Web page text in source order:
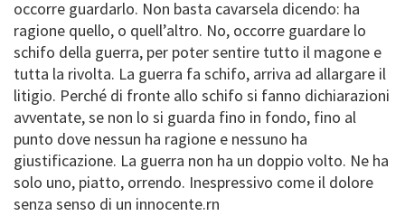
occorre guardarlo. Non basta cavarsela dicendo: ha
ragione quello, o quell’altro. No, occorre guardare lo
schifo della guerra, per poter sentire tutto il magone e
tutta la rivolta. La guerra fa schifo, arriva ad allargare il
litigio. Perché di fronte allo schifo si fanno dichiarazioni
avventate, se non lo si guarda fino in fondo, fino al
punto dove nessun ha ragione e nessuno ha
giustificazione. La guerra non ha un doppio volto. Ne ha
solo uno, piatto, orrendo. Inespressivo come il dolore
senza senso di un innocente.rn